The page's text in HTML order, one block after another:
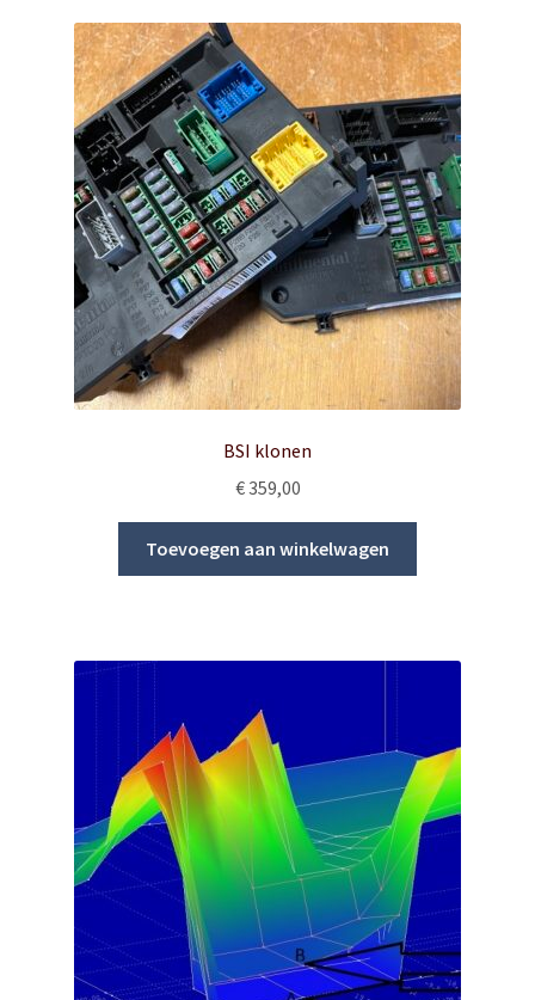
BSI klonen
€359,00
Toevoegen aan winkelwagen